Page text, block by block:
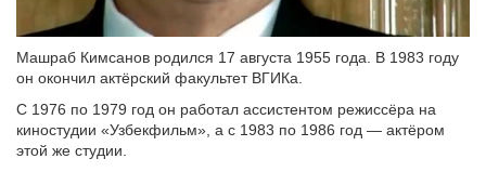
Машраб Кимсанов родился 17 августа 1955 года. В 1983 году
он окончил актёрский факультет ВГИКа.
С 1976 по 1979 год он работал ассистентом режиссёра на
киностудии «Узбекфильм», а с 1983 по 1986 год — актёром
этой же студии.